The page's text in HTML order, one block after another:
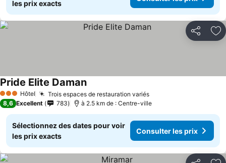
les prix exacts
Partager
3 ÉtoilesHôtel Trois espaces de restauration variés
Pride Elite Daman
8,6 Excellent 783 à 2.5 km de : Centre-ville
Sélectionnez des dates pour voir
les prix exacts
Consulter les prix